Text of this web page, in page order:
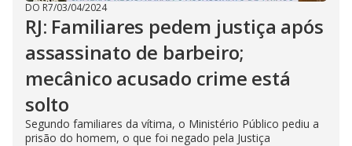
DO R7/03/04/2024
RJ: Familiares pedem justiça após
assassinato de barbeiro;
mecânico acusado crime está
solto
Segundo familiares da vítima, o Ministério Público pediu a
prisão do homem, o que foi negado pela Justiça